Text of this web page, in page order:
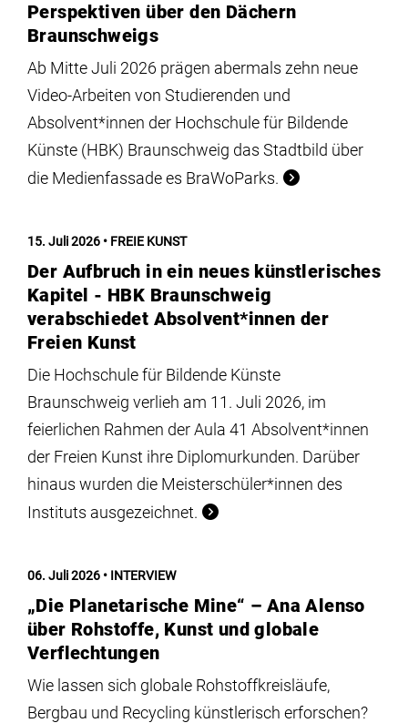
Perspektiven über den Dächern
Braunschweigs
Ab Mitte Juli 2026 prägen abermals zehn neue
Video-Arbeiten von Studierenden und
Absolvent*innen der Hochschule für Bildende
Künste (HBK) Braunschweig das Stadtbild über
die Medienfassade es BraWoParks.
15. Juli 2026 FREIE KUNST
Der Aufbruch in ein neues künstlerisches
Kapitel - HBK Braunschweig
verabschiedet Absolvent*innen der
Freien Kunst
Die Hochschule für Bildende Künste
Braunschweig verlieh am 11. Juli 2026, im
feierlichen Rahmen der Aula 41 Absolvent*innen
der Freien Kunst ihre Diplomurkunden. Darüber
hinaus wurden die Meisterschüler*innen des
Instituts ausgezeichnet.
06. Juli 2026 INTERVIEW
„Die Planetarische Mine“ – Ana Alenso
über Rohstoffe, Kunst und globale
Verflechtungen
Wie lassen sich globale Rohstoffkreisläufe,
Bergbau und Recycling künstlerisch erforschen?